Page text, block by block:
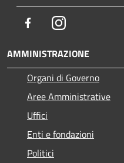
FacebookInstagram
AMMINISTRAZIONE
Organi di Governo
Aree Amministrative
Uffici
Enti e fondazioni
Politici